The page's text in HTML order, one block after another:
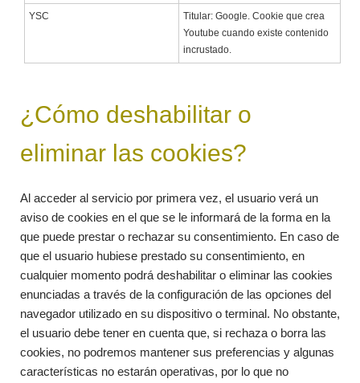
YSC
Titular: Google. Cookie que crea
Youtube cuando existe contenido
incrustado.
¿Cómo deshabilitar o
eliminar las cookies?
Al acceder al servicio por primera vez, el usuario verá un
aviso de cookies en el que se le informará de la forma en la
que puede prestar o rechazar su consentimiento. En caso de
que el usuario hubiese prestado su consentimiento, en
cualquier momento podrá deshabilitar o eliminar las cookies
enunciadas a través de la configuración de las opciones del
navegador utilizado en su dispositivo o terminal. No obstante,
el usuario debe tener en cuenta que, si rechaza o borra las
cookies, no podremos mantener sus preferencias y algunas
características no estarán operativas, por lo que no